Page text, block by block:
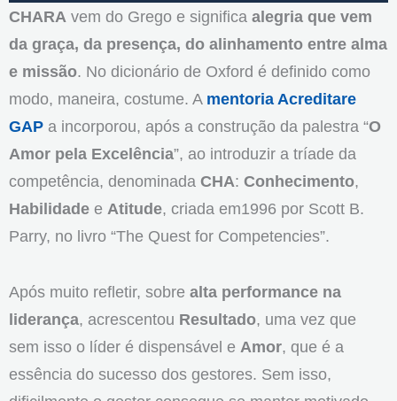
CHARA vem do Grego e significa alegria que vem
da graça, da presença, do alinhamento entre alma
e missão. No dicionário de Oxford é definido como
modo, maneira, costume. A mentoria Acreditare
GAP a incorporou, após a construção da palestra “O
Amor pela Excelência”, ao introduzir a tríade da
competência, denominada CHA: Conhecimento,
Habilidade e Atitude, criada em1996 por Scott B.
Parry, no livro “The Quest for Competencies”.
Após muito refletir, sobre alta performance na
liderança, acrescentou Resultado, uma vez que
sem isso o líder é dispensável e Amor, que é a
essência do sucesso dos gestores. Sem isso,